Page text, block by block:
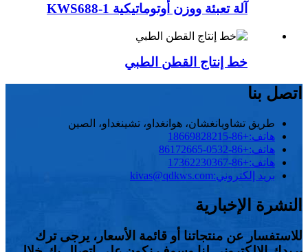
آلة تعبئة ووزن أوتوماتيكية KWS688-1
خط إنتاج القطن الطبي
اتصل بنا
طريق تشاويانغشان، هوانغداو، تشينغداو، الصين
هاتف:+86-18669828215
هاتف:+86-0532-86172665
هاتف:+86-17362230367
بريد إلكتروني:kivas@qdkws.com
النشرة الإخبارية
للاستفسار عن منتجاتنا أو قائمة الأسعار، يرجى ترك